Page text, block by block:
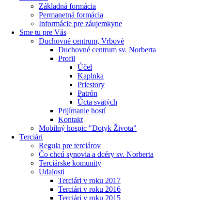
Základná formácia
Permanetná formácia
Informácie pre záujemkyne
Sme tu pre Vás
Duchovné centrum, Vrbové
Duchovné centrum sv. Norberta
Profil
Účel
Kaplnka
Priestory
Patrón
Úcta svätých
Prijímanie hostí
Kontakt
Mobilný hospic "Dotyk Života"
Terciári
Regula pre terciárov
Čo chcú synovia a dcéry sv. Norberta
Terciárske komunity
Udalosti
Terciári v roku 2017
Terciári v roku 2016
Terciári v roku 2015